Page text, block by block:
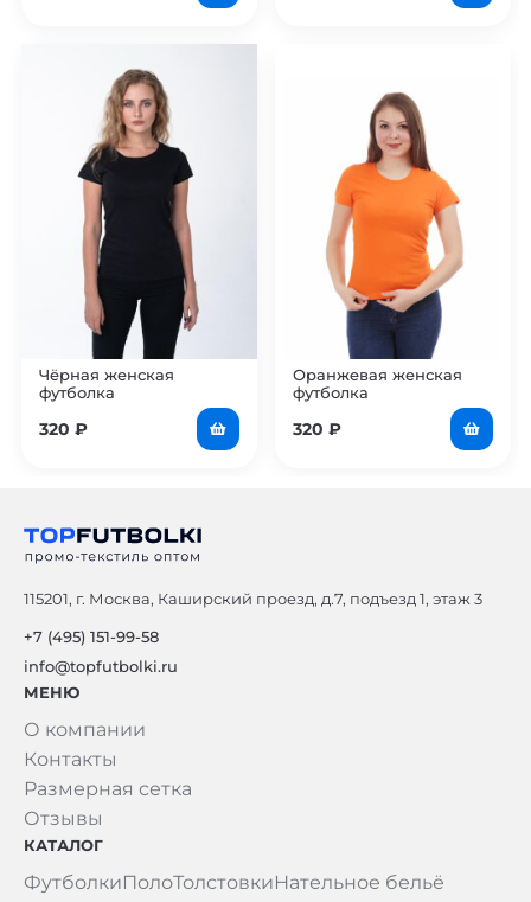
Чёрная женская
футболка
320 ₽
Оранжевая женская
футболка
320 ₽
115201, г. Москва, Каширский проезд, д.7, подъезд 1, этаж 3
+7 (495) 151-99-58
info@topfutbolki.ru
МЕНЮ
О компании
Контакты
Размерная сетка
Отзывы
КАТАЛОГ
ФутболкиПолоТолстовкиНательное бельё